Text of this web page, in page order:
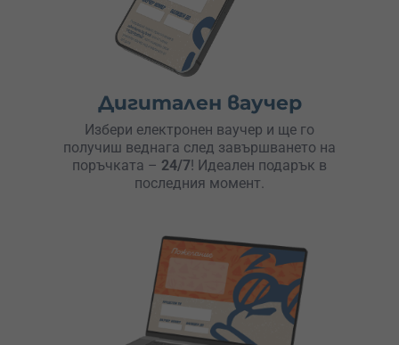
Дигитален ваучер
Избери електронен ваучер и ще го
получиш веднага след завършването на
поръчката – 24/7! Идеален подарък в
последния момент.